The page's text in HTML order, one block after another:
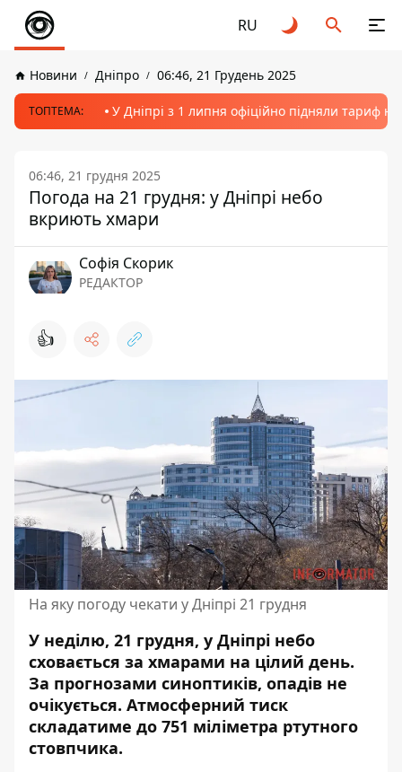
RU
Новини Дніпро 06:46, 21 Грудень 2025
ТОПТЕМА: У Дніпрі з 1 липня офіційно підняли тариф
06:46, 21 грудня 2025
Погода на 21 грудня: у Дніпрі небо
вкриють хмари
Софія Скорик
РЕДАКТОР
👍
На яку погоду чекати у Дніпрі 21 грудня
У неділю, 21 грудня, у Дніпрі небо
сховається за хмарами на цілий день.
За прогнозами синоптиків, опадів не
очікується. Атмосферний тиск
складатиме до 751 міліметра ртутного
стовпчика.